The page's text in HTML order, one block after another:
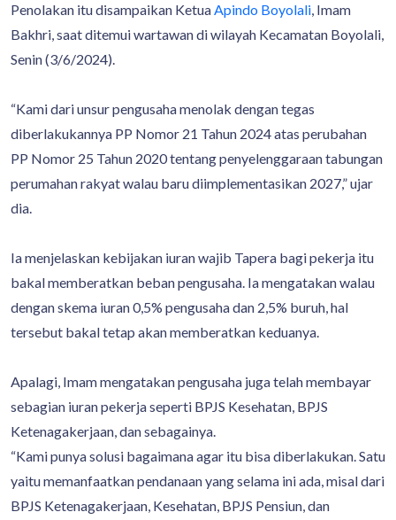
Penolakan itu disampaikan KetuaApindo Boyolali, Imam
Bakhri, saat ditemui wartawan di wilayah Kecamatan Boyolali,
Senin (3/6/2024).
“Kami dari unsur pengusaha menolak dengan tegas
diberlakukannya PP Nomor 21 Tahun 2024 atas perubahan
PP Nomor 25 Tahun 2020 tentang penyelenggaraan tabungan
perumahan rakyat walau baru diimplementasikan 2027,” ujar
dia.
Ia menjelaskan kebijakan iuran wajib Tapera bagi pekerja itu
bakal memberatkan beban pengusaha. Ia mengatakan walau
dengan skema iuran 0,5% pengusaha dan 2,5% buruh, hal
tersebut bakal tetap akan memberatkan keduanya.
Apalagi, Imam mengatakan pengusaha juga telah membayar
sebagian iuran pekerja seperti BPJS Kesehatan, BPJS
Ketenagakerjaan, dan sebagainya.
“Kami punya solusi bagaimana agar itu bisa diberlakukan. Satu
yaitu memanfaatkan pendanaan yang selama ini ada, misal dari
BPJS Ketenagakerjaan, Kesehatan, BPJS Pensiun, dan